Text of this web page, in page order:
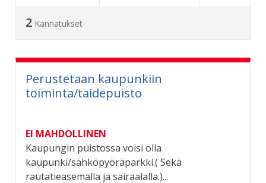
2 Kannatukset
Perustetaan kaupunkiin
toiminta/taidepuisto
EI MAHDOLLINEN
Kaupungin puistossa voisi olla
kaupunki/sähköpyöräparkki.( Sekä
rautatieasemalla ja sairaalalla.)...